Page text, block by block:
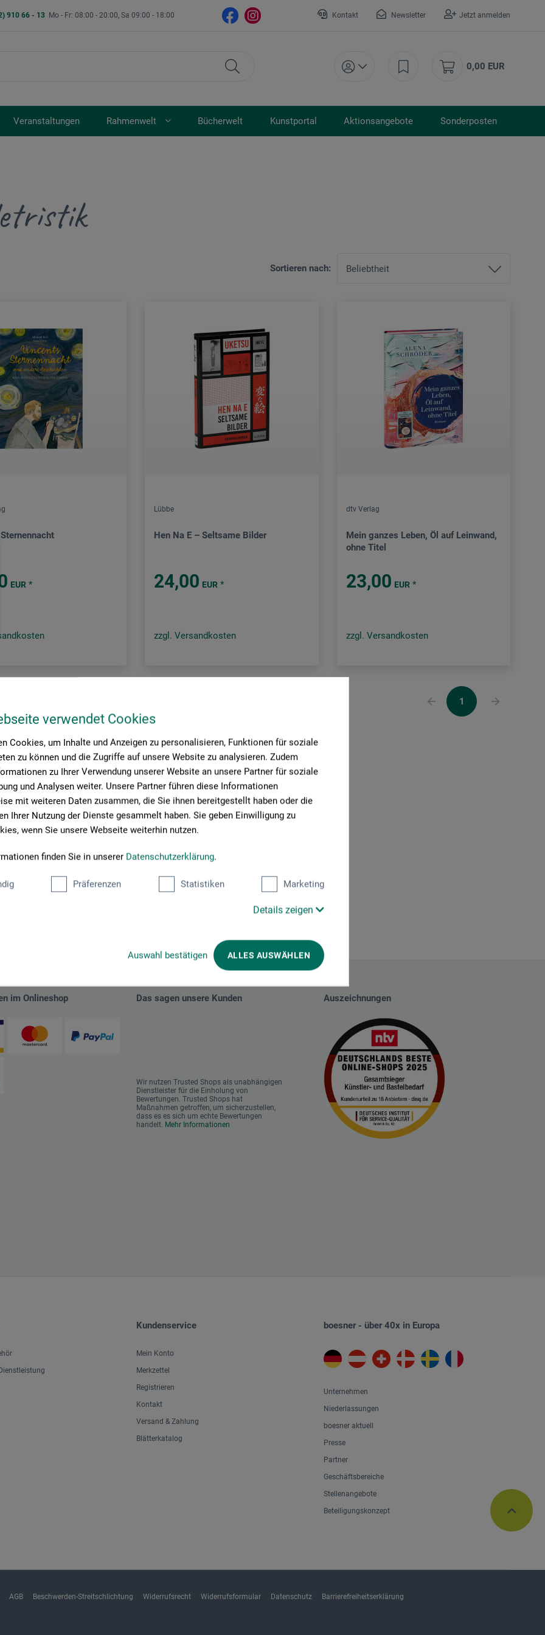
verwendet Cookies
Cookies, um Inhalte und Anzeigen zu personalisieren, Funktionen für soziale
zu können und die Zugriffe auf unsere Website zu analysieren. Zudem
zu Ihrer Verwendung unserer Website an unsere Partner für soziale
und Analysen weiter. Unsere Partner führen diese Informationen
mit weiteren Daten zusammen, die Sie ihnen bereitgestellt haben oder die
Ihrer Nutzung der Dienste gesammelt haben. Sie geben Einwilligung zu
wenn Sie unsere Webseite weiterhin nutzen.
finden Sie in unserer Datenschutzerklärung.
Präferenzen Statistiken Marketing
Details zeigen
Auswahl bestätigen ALLES AUSWÄHLEN
910 66 - 13 Mo - Fr: 08:00 - 20:00, Sa 09:00 - 18:00 Kontakt Newsletter Jetzt anmelden
0,00 EUR
Veranstaltungen Rahmenwelt Bücherwelt Kunstportal Aktionsangebote Sonderposten
Sortieren nach:
EUR *
Lübbe
Hen Na E – Seltsame Bilder
24,00 EUR *
zzgl. Versandkosten
dtv Verlag
Mein ganzes Leben, Öl auf Leinwand,
ohne Titel
23,00 EUR *
zzgl. Versandkosten
1
im Onlineshop Das sagen unsere Kunden
Wir nutzen Trusted Shops als unabhängigen
Dienstleister für die Einholung von
Bewertungen. Trusted Shops hat
Maßnahmen getroffen, um sicherzustellen,
dass es es sich um echte Bewertungen
handelt. Mehr Informationen
Auszeichnungen
Kundenservice
Mein Konto
Merkzettel
Registrieren
Kontakt
Versand & Zahlung
Blätterkatalog
boesner - über 40x in Europa
Unternehmen
Niederlassungen
boesner aktuell
Presse
Partner
Geschäftsbereiche
Stellenangebote
Beteiligungskonzept
AGB Beschwerden-Streitschlichtung Widerrufsrecht Widerrufsformular Datenschutz
Barrierefreiheitserklärung